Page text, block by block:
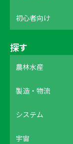
初心者向け
探す
農林水産
製造・物流
システム
宇宙